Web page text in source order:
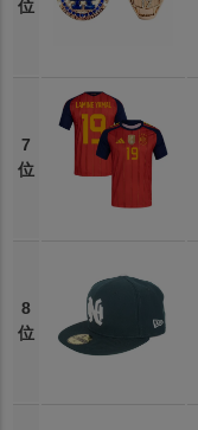
位
7
位
8
位